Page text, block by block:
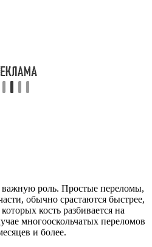
важную роль. Простые переломы,
обычно срастаются быстрее,
кость разбивается на
многооскольчатых переломов
и более.